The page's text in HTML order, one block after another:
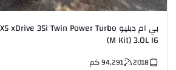
بي ام دبليو X5 xDrive 35i Twin Power Turbo
(M Kit) 3.0L I6
2018
94,291كم